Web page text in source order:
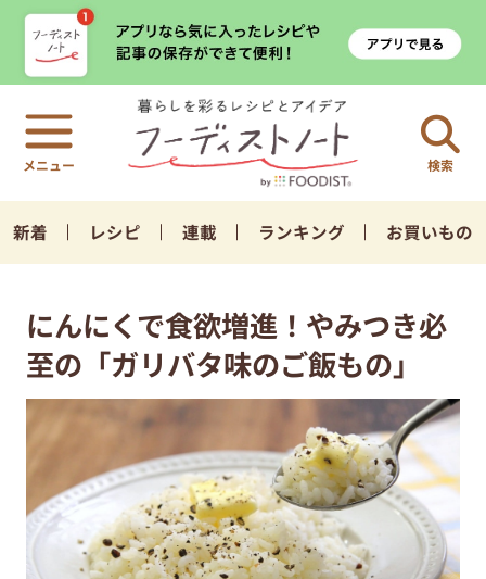
検索
新着 レシピ 連載 ランキング お買いもの
にんにくで食欲増進！やみつき必
至の「ガリバタ味のご飯もの」